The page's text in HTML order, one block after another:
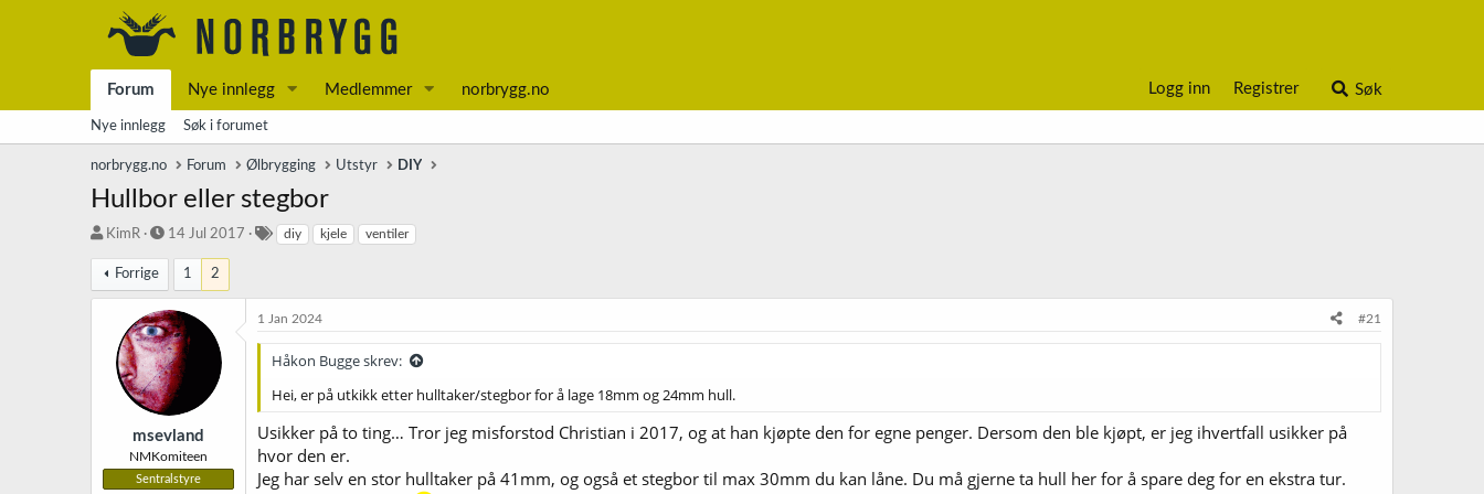
Forum Nye innlegg Medlemmer norbrygg.no Logg inn Registrer Søk
Nye innlegg Søk i forumet
norbrygg.no Forum Ølbrygging Utstyr DIY
Hullbor eller stegbor
T
å
d
KimR
S
r
t
d
a
t
o
14 Jul 2017
d
diy kjele ventiler
Forrige 1 2
msevland
NMKomiteen
Sentralstyre
1 Jan 2024 #21
Håkon Bugge skrev:
Hei, er på utkikk etter hulltaker/stegbor for å lage 18mm og 24mm hull.
Usikker på to ting… Tror jeg misforstod Christian i 2017, og at han kjøpte den for egne penger. Dersom den ble kjøpt, er jeg ihvertfall usikker på
hvor den er.
Jeg har selv en stor hulltaker på 41mm, og også et stegbor til max 30mm du kan låne. Du må gjerne ta hull her for å spare deg for en ekstra tur.